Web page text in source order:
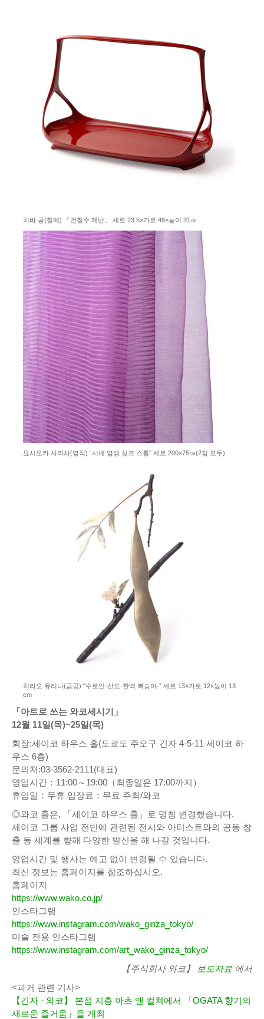
치바 공(칠예) 「건칠주 제반」 세로 23.5×가로 48×높이 31㎝
요시오카 사라사(염직) “시네 염생 실크 스톨” 세로 200×75㎝(2점 모두)
히라오 유리나(금공) “수로인-산도·한백 복숭아-” 세로 13×가로 12×높이 13
cm
「아트로 쓰는 와코세시기」
12월 11일(목)~25일(목)
회장:세이코 하우스 홀(도쿄도 주오구 긴자 4-5-11 세이코 하
우스 6층)
문의처:03-3562-2111(대표)
영업시간：11:00～19:00（최종일은 17:00까지）
휴업일：무휴 입장료：무료 주최/와코
◎와코 홀은, 「세이코 하우스 홀」로 명칭 변경했습니다.
세이코 그룹 사업 전반에 관련된 전시와 아티스트와의 공동 창
출 등 세계를 향해 다양한 발신을 해 나갈 것입니다.
영업시간 및 행사는 예고 없이 변경될 수 있습니다.
최신 정보는 홈페이지를 참조하십시오.
홈페이지
https://www.wako.co.jp/
인스타그램
https://www.instagram.com/wako_ginza_tokyo/
미술 전용 인스타그램
https://www.instagram.com/art_wako_ginza_tokyo/
【주식회사 와코】
보도자료 에서
<과거 관련 기사>
【긴자 · 와코】 본점 지층 아츠 앤 컬쳐에서 「OGATA 향기의
새로운 즐거움」을 개최